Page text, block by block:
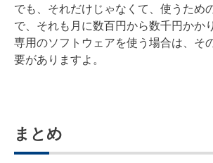
でも、それだけじゃなくて、使うため
で、それも月に数百円から数千円かか
専用のソフトウェアを使う場合は、そ
要がありますよ。
まとめ